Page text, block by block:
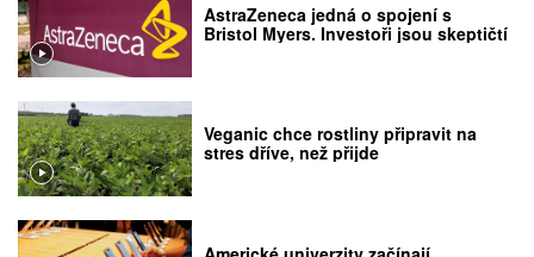
AstraZeneca jedná o spojení s
Bristol Myers. Investoři jsou skeptičtí
Veganic chce rostliny připravit na
stres dříve, než přijde